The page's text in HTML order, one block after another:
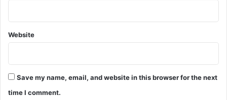
Website
Save my name, email, and website in this browser for the next
time I comment.